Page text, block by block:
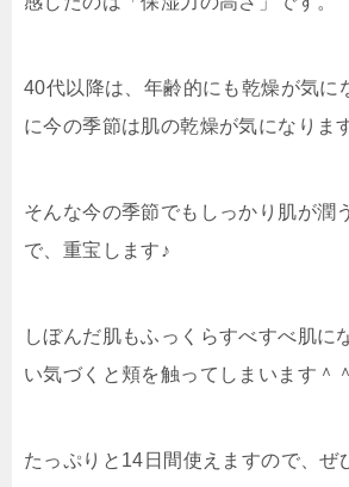
40代以降は、年齢的にも乾燥が気に
に今の季節は肌の乾燥が気になりま
そんな今の季節でもしっかり肌が潤
で、重宝します♪
しぼんだ肌もふっくらすべすべ肌に
い気づくと頬を触ってしまいます＾＾
たっぷりと14日間使えますので、ぜ